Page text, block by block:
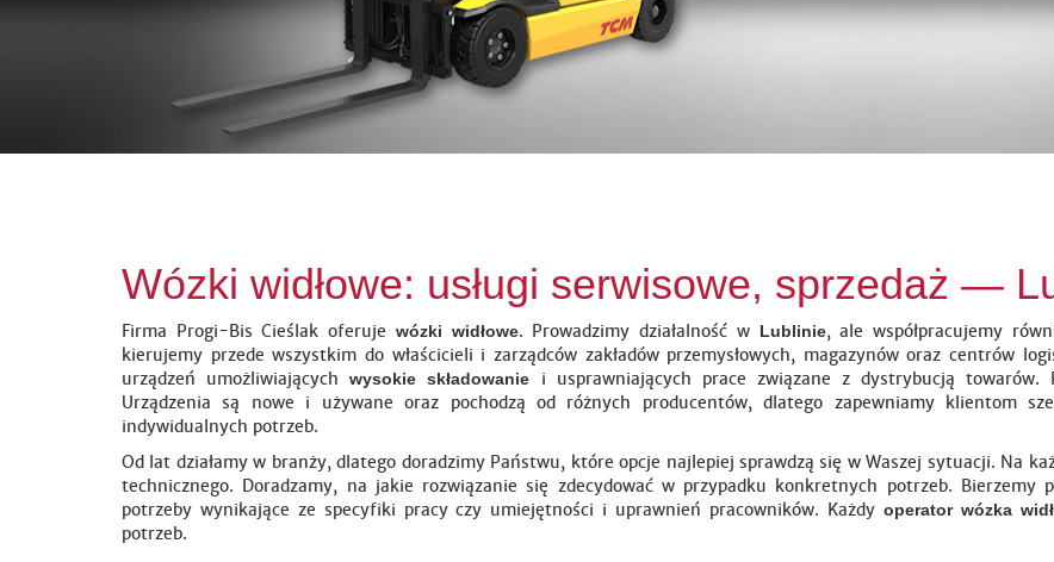
Wózki widłowe: usługi serwisowe, sprzedaż —
Firma Progi-Bis Cieślak oferuje wózki widłowe. Prowadzimy działalność w Lublinie, ale współpracujemy
kierujemy przede wszystkim do właścicieli i zarządców zakładów przemysłowych, magazynów oraz centrów
urządzeń umożliwiającychwysokie składowanie i usprawniających prace związane z dystrybucją
Urządzenia są nowe i używane oraz pochodzą od różnych producentów, dlatego zapewniamy klientom
indywidualnych potrzeb.
Od lat działamy w branży, dlatego doradzimy Państwu, które opcje najlepiej sprawdzą się w Waszej sytuacji. Na
technicznego. Doradzamy, na jakie rozwiązanie się zdecydować w przypadku konkretnych potrzeb. Bierzemy
potrzeby wynikające ze specyfiki pracy czy umiejętności i uprawnień pracowników. Każdy operator wózka
potrzeb.